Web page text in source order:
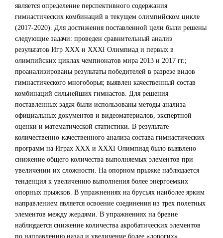
является определение перспективного содержания
гимнастических комбинаций в текущем олимпийском цикле
(2017-2020). Для достижения поставленной цели были решены
следующие задачи: проведен сравнительный анализ
результатов Игр XXX и XXXI Олимпиад и первых в
олимпийских циклах чемпионатов мира 2013 и 2017 гг.;
проанализированы результаты победителей в разрезе видов
гимнастического многоборья; выявлен качественный состав
комбинаций сильнейших гимнастов. Для решения
поставленных задач были использованы методы анализа
официальных документов и видеоматериалов, экспертной
оценки и математической статистики. В результате
количественно-качественного анализа состава гимнастических
программ на Играх XXX и XXXI Олимпиад было выявлено
снижение общего количества выполняемых элементов при
увеличении их сложности. На опорном прыжке наблюдается
тенденция к увеличению выполнения более энергоемких
опорных прыжков. В упражнениях на брусьях наиболее ярким
направлением является освоение соединения из трех полетных
элементов между жердями. В упражнениях на бревне
наблюдается снижение количества акробатических элементов
по направлению назад и увеличение более «дорогих»